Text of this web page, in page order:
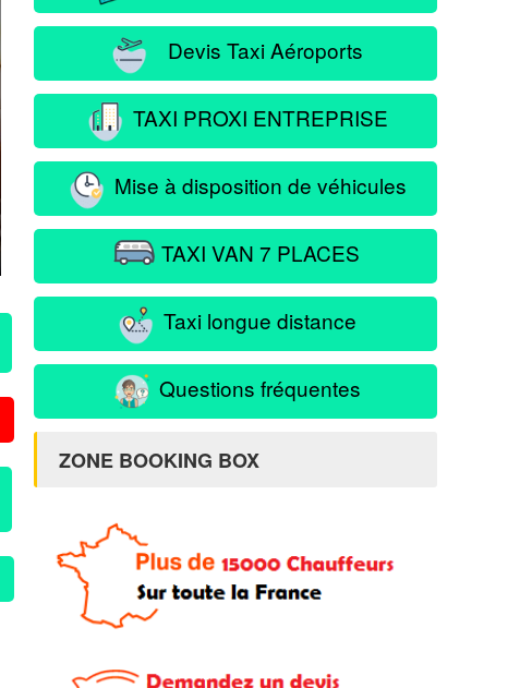
Devis Taxi Aéroports
TAXI PROXI ENTREPRISE
Mise à disposition de véhicules
TAXI VAN 7 PLACES
Taxi longue distance
Questions fréquentes
ZONE BOOKING BOX